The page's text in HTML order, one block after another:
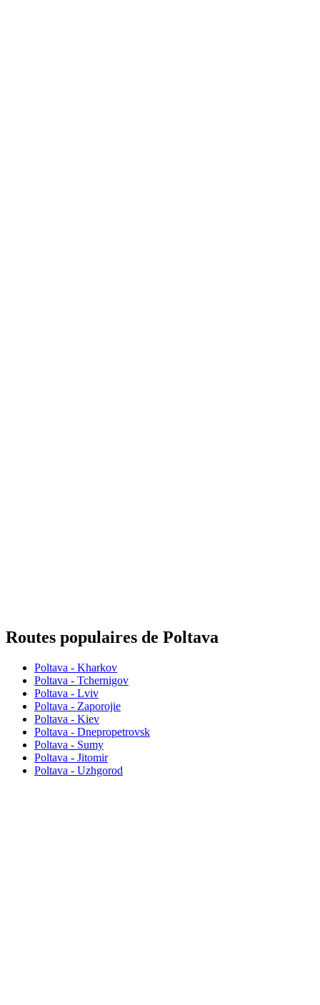
Routes populaires de Poltava
Poltava - Kharkov
Poltava - Tchernigov
Poltava - Lviv
Poltava - Zaporojie
Poltava - Kiev
Poltava - Dnepropetrovsk
Poltava - Sumy
Poltava - Jitomir
Poltava - Uzhgorod